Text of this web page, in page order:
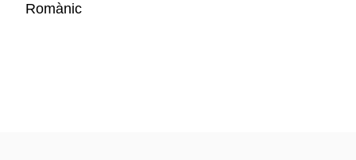
Romànic